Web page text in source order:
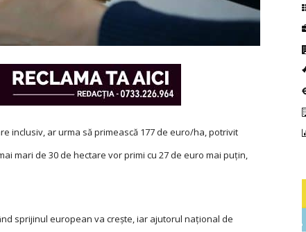
inclusiv, ar urma să primească 177 de euro/ha, potrivit
mari de 30 de hectare vor primi cu 27 de euro mai puțin,
sprijinul european va crește, iar ajutorul național de